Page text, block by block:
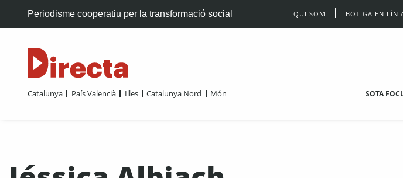
Periodisme cooperatiu per la transformació social QUI SOM BOTIGA EN
Catalunya País Valencià Illes Catalunya Nord Món SOTA